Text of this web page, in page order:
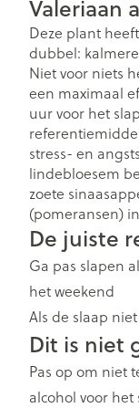
Dieren en
Valeriaan
Deze plant
dubbel:
Niet voor niets
een maximaal
uur voor het
stress- en
lindebloesem
zoete
(pomeransen)
De juiste
Ga pas slapen
het weekend
Als de slaap
Dit is niet
Pas op om niet
alcohol voor